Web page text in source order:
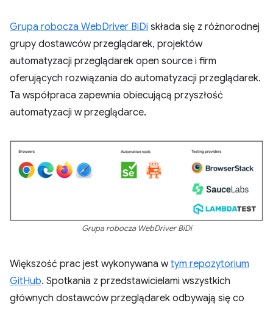
Grupa robocza WebDriver BiDi składa się z różnorodnej
grupy dostawców przeglądarek, projektów
automatyzacji przeglądarek open source i firm
oferujących rozwiązania do automatyzacji przeglądarek.
Ta współpraca zapewnia obiecującą przyszłość
automatyzacji w przeglądarce.
Grupa robocza WebDriver BiDi
Większość prac jest wykonywana wtym repozytorium
GitHub. Spotkania z przedstawicielami wszystkich
głównych dostawców przeglądarek odbywają się co